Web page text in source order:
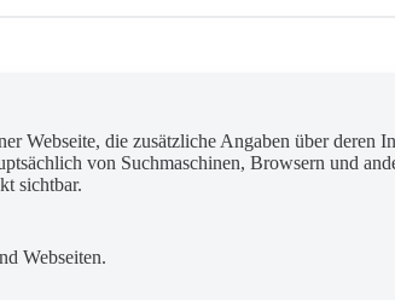
Webseite, die zusätzliche Angaben über deren
von Suchmaschinen, Browsern und
sichtbar.
Webseiten.